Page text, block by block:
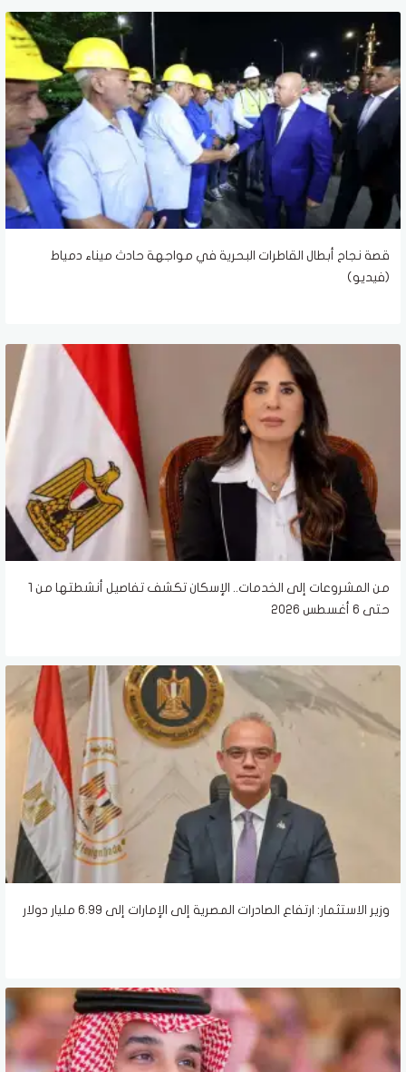
قصة نجاح أبطال القاطرات البحرية في مواجهة حادث ميناء دمياط
(فيديو)
من المشروعات إلى الخدمات.. الإسكان تكشف تفاصيل أنشطتها من 1
حتى 6 أغسطس 2026
وزير الاستثمار: ارتفاع الصادرات المصرية إلى الإمارات إلى 6.99 مليار دولار